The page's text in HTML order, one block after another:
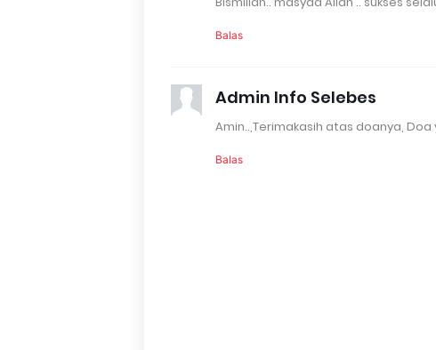
Balas
Admin Info Selebes
Amin..,Terimakasih atas doanya,
Balas